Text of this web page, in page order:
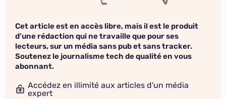
Cet article est en accès libre, mais il est le produit
d'une rédaction qui ne travaille que pour ses
lecteurs, sur un média sans pub et sans tracker.
Soutenez le journalisme tech de qualité en vous
abonnant.
Accédez en illimité aux articles d'un média
expert